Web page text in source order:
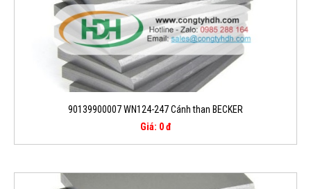
90139900007 WN124-247 Cánh than BECKER
Giá: 0 đ